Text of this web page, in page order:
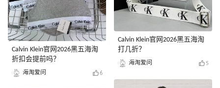
Calvin Klein官网2026黑五海淘
折扣会提前吗？
海淘爱问 6
Calvin Klein官网2026黑五海淘
打几折？
海淘爱问 5